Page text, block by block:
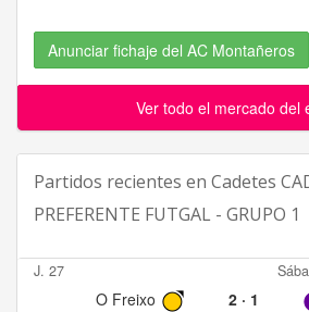
Anunciar fichaje del AC Montañeros
Ver todo el mercado del
Partidos recientes en Cadetes
PREFERENTE FUTGAL - GRUPO 1
J. 27
O Freixo 2· 1